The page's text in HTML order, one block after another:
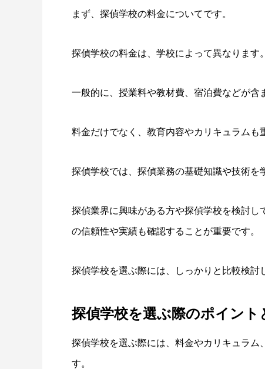
まず、探偵学校の料金についてです。
探偵学校の料金は、学校によって異なります。
一般的に、授業料や教材費、宿泊費などが含
料金だけでなく、教育内容やカリキュラムも
探偵学校では、探偵業務の基礎知識や技術を
探偵業界に興味がある方や探偵学校を検討
の信頼性や実績も確認することが重要です。
探偵学校を選ぶ際には、しっかりと比較検討
探偵学校を選ぶ際のポイント
探偵学校を選ぶ際には、料金やカリキュラム
す。